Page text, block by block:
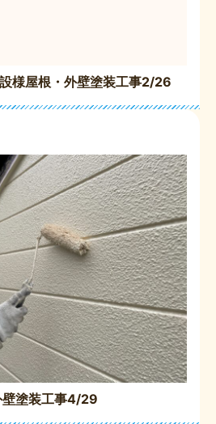
様屋根・外壁塗装工事2/26
壁塗装工事4/29